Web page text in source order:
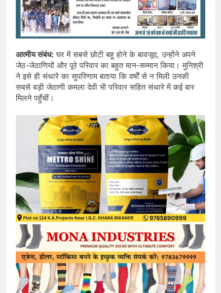
आत्मीय संबंध: घर में सबसे छोटी बहू होने के बावजूद, उन्होंने अपने
जेठ-जेठाणियों और पूरे परिवार का बहुत मान-सम्मान किया। मुनिश्री
ने इसे ही संथारे का सुपरिणाम बताया कि वर्षों से न मिली उनकी
सबसे बड़ी जेठाणी कमला देवी भी परिवार सहित संथारे में कई बार
मिलने पहुँचीं।